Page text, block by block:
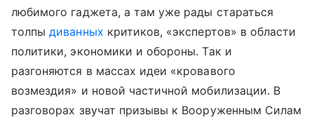
любимого гаджета, а там уже рады стараться
толпыдиванных критиков, «экспертов» в области
политики, экономики и обороны. Так и
разгоняются в массах идеи «кровавого
возмездия» и новой частичной мобилизации. В
разговорах звучат призывы к Вооруженным Силам